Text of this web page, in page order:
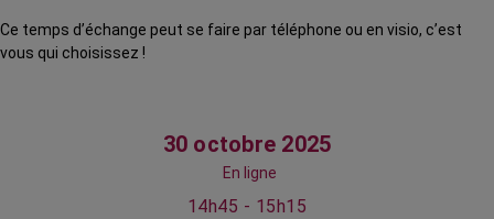
Ce temps d’échange peut se faire par téléphone ou en visio, c’est
vous qui choisissez !
30 octobre 2025
En ligne
14h45 - 15h15